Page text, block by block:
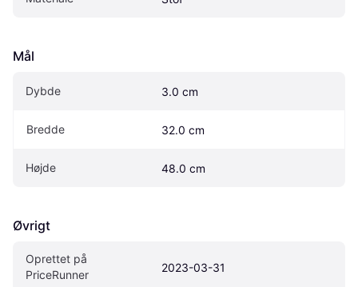
Mål
Dybde 3.0 cm
Bredde 32.0 cm
Højde 48.0 cm
Øvrigt
Oprettet på
PriceRunner
2023-03-31